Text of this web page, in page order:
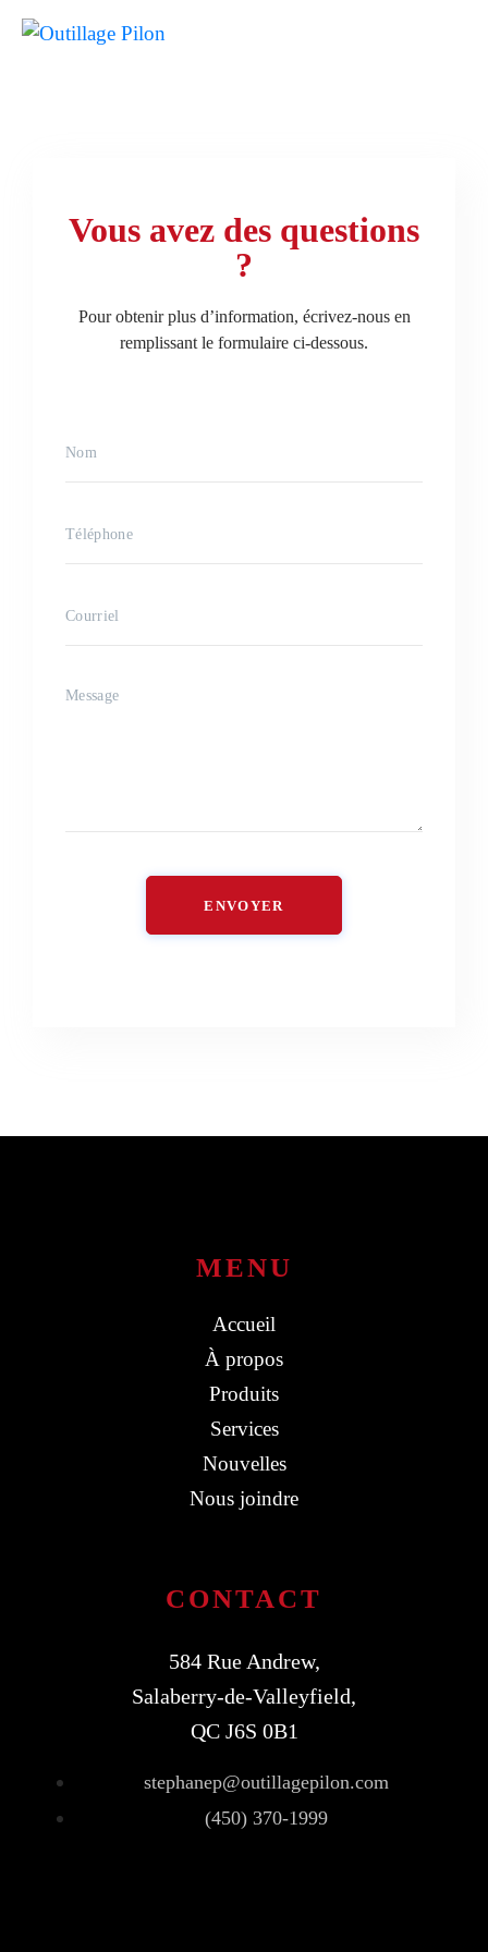
Vous avez des questions
?
Pour obtenir plus d’information, écrivez-nous en
remplissant le formulaire ci-dessous.
ENVOYER
MENU
Accueil
À propos
Produits
Services
Nouvelles
Nous joindre
CONTACT
584 Rue Andrew,
Salaberry-de-Valleyfield,
QC J6S 0B1
stephanep@outillagepilon.com
(450) 370-1999